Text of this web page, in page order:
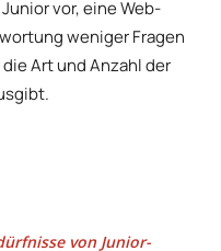
vor, eine Web-
weniger Fragen
Art und Anzahl der
von Junior-